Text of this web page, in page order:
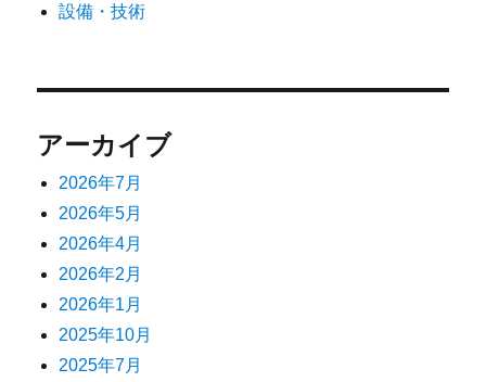
設備・技術
アーカイブ
2026年7月
2026年5月
2026年4月
2026年2月
2026年1月
2025年10月
2025年7月